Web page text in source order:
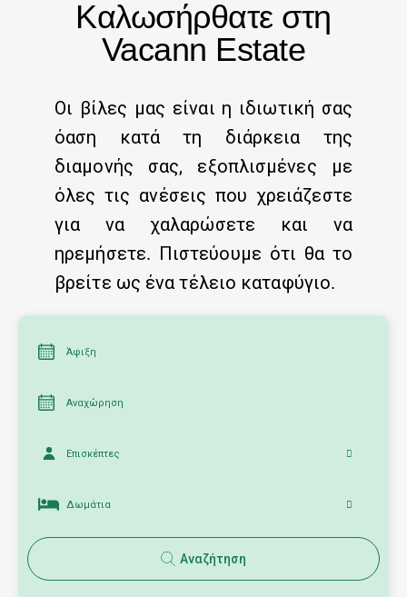
Καλωσήρθατε στη
Vacann Estate
Οι βίλες μας είναι η ιδιωτική σας
όαση κατά τη διάρκεια της
διαμονής σας, εξοπλισμένες με
όλες τις ανέσεις που χρειάζεστε
για να χαλαρώσετε και να
ηρεμήσετε. Πιστεύουμε ότι θα το
βρείτε ως ένα τέλειο καταφύγιο.
Επισκέπτες
Δωμάτια
Αναζήτηση